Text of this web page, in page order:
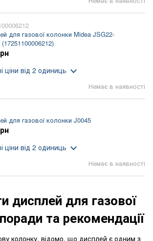
для газової колонки Midea JSG22-
(17251100006212)
Немає в наявності
ціни від 2 одиниць
для газової колонки J0045
Немає в наявності
ціни від 2 одиниць
дисплей для газової
та рекомендації
колонку, відомо, що дисплей є одним з